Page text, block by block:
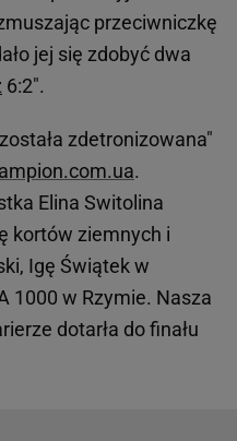
przeciwniczkę
jej się zdobyć dwa
6:2".
zdetronizowana"
.
Elina Switolina
kortów ziemnych i
Igę Świątek w
1000 w Rzymie. Nasza
dotarła do finału